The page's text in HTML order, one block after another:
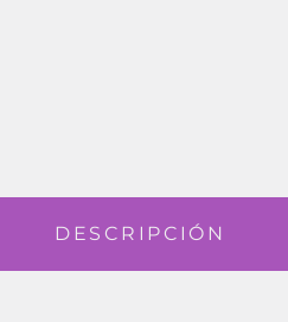
DESCRIPCIÓN